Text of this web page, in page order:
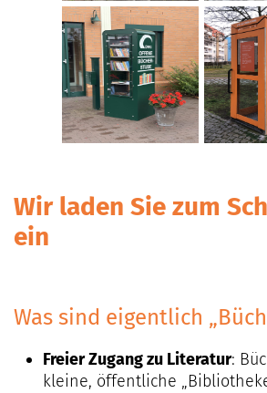
08:00–11:00 Uhr
Telefon (03301)
20 86 -0
Außerhalb der
Geschäftszeiten:
Notfallkontakte
Wir laden Sie zum
ein
Was sind eigentlich
Freier Zugang zu Literatur:
kleine, öffentliche